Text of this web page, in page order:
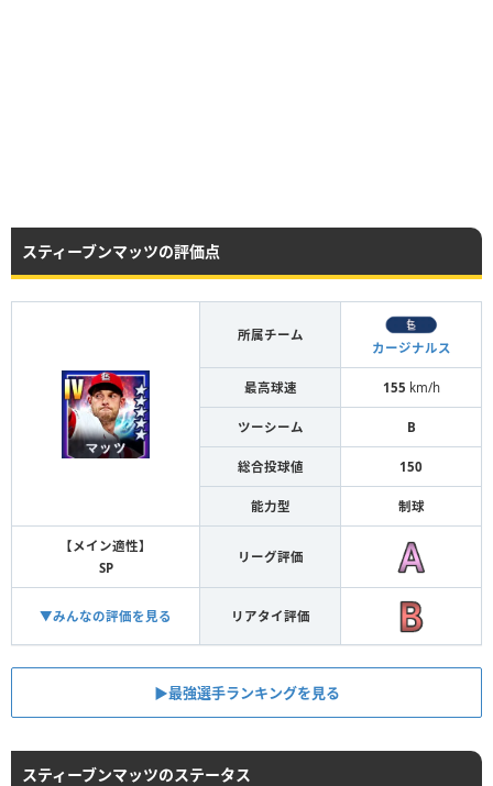
スティーブンマッツの評価点
所属チーム
カージナルス
最高球速 155 km/h
ツーシーム B
総合投球値 150
能力型 制球
【メイン適性】
SP
リーグ評価
▼みんなの評価を見る リアタイ評価
▶︎最強選手ランキングを見る
スティーブンマッツのステータス